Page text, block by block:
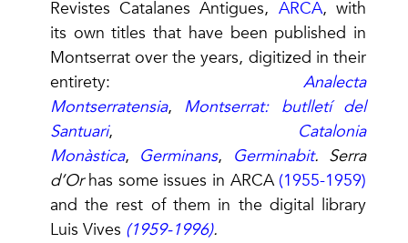
Revistes Catalanes Antigues, ARCA, with
its own titles that have been published in
Montserrat over the years, digitized in their
entirety:Analecta
Montserratensia, Montserrat: butlletí del
Santuari, Catalonia
Monàstica, Germinans, Germinabit. Serra
d’Orhas some issues in ARCA (1955-1959)
and the rest of them in the digital library
Luis Vives (1959-1996).